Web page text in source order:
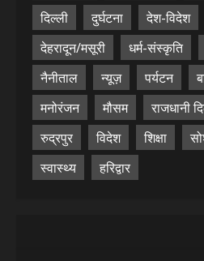
दिल्ली
दुर्घटना देश-विदेश
देहरादून/मसूरी
धर्म-संस्कृति
नैनीताल
न्यूज़ पर्यटन
मनोरंजन
मौसम राजधानी
रुद्रपुर
विदेश शिक्षा
स्वास्थ्य
हरिद्वार